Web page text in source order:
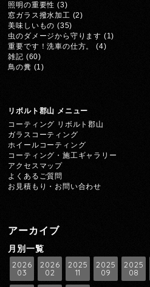
照明の重要性 (3)
窓ガラス撥水加工 (2)
美味しいもの (35)
虫のダメージから守ります (1)
重要です！洗車の仕方。
(4)
雑記 (60)
鳥の糞 (1)
リボルト郡山 メニュー
コーティング リボルト郡山
ガラスコーティング
ホイールコーティング
コーティング・施工ギャラリー
アクセスマップ
よくあるご質問
お見積もり・お問い合わせ
アーカイブ
月別一覧
2026
03
2026
02
2025
11
2025
09
2025
08